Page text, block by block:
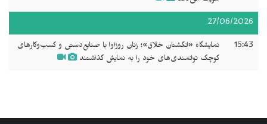
27/06/2026
15:43
نمایشگاه «انگشتان خلاق»؛ زنان روژاوا با صنایع‌دستی و کسب‌وکارهای
کوچک توانمندی‌های خود را به نمایش گذاشتند